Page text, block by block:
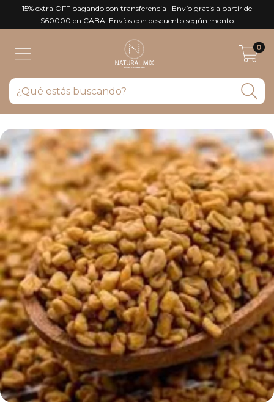
15% extra OFF pagando con transferencia | Envío gratis a partir de
$60000 en CABA. Envíos con descuento según monto
0